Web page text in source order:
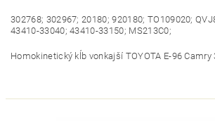
302768; 302967; 20180; 920180; TO109020;
43410-33040; 43410-33150; MS213C0;
Homokinetický kĺb vonkajší TOYOTA E-96 Camry